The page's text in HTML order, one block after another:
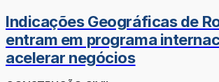
Indicações Geográficas de
entram em programa
acelerar negócios